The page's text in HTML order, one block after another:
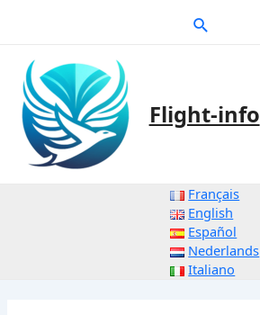
Suche
Flight-info
Français
English
Español
Nederlands
Italiano